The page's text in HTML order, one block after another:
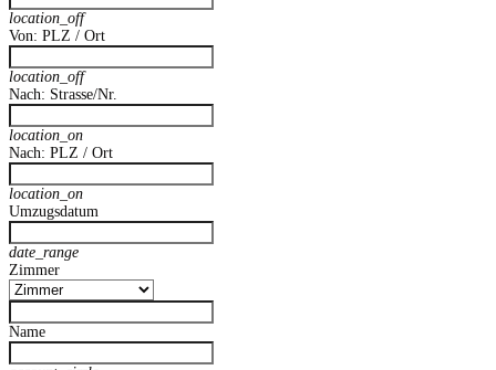
location_off
Von: PLZ / Ort
location_off
Nach: Strasse/Nr.
location_on
Nach: PLZ / Ort
location_on
Umzugsdatum
date_range
Zimmer
Name